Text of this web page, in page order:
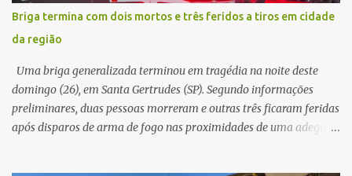
concessionária responsável pela rodovia foram acionadas e
realizaram a sinalização da via, além de prestarem socorro à
vítima. No entanto, o óbito foi constatado ainda no local do
acidente. A Polícia Militar Rodoviária compareceu para o registro
da ocorrência...
Briga termina com dois mortos e três feridos a tiros em cidade
da região
Uma briga generalizada terminou em tragédia na noite deste
domingo (26), em Santa Gertrudes (SP). Segundo informações
preliminares, duas pessoas morreram e outras três ficaram feridas
após disparos de arma de fogo nas proximidades de uma adega. O